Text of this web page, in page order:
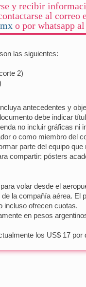
y recibir
al correo
o por whatsapp al
las siguientes:
2)
antecedentes y
debe indicar
no incluir gráficas
o como miembro del
parte del equipo
compartir: pósters
volar desde el
la compañía aérea. El
incluso ofrecen cuotas.
en pesos
los US$ 17 por